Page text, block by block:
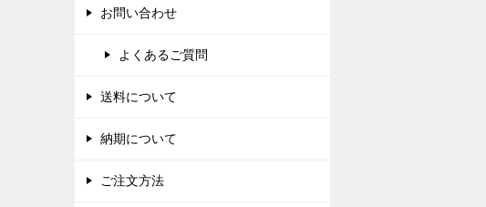
お問い合わせ
よくあるご質問
送料について
納期について
ご注文方法